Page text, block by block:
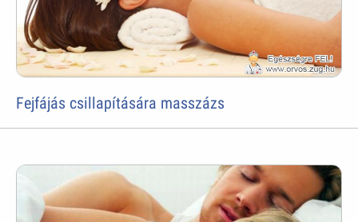
Fejfájás csillapítására masszázs